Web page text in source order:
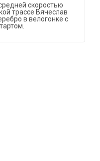
скоростью
трассе Вячеслав
в велогонке с